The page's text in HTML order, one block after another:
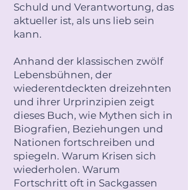
Schuld und Verantwortung, das
aktueller ist, als uns lieb sein
kann.
Anhand der klassischen zwölf
Lebensbühnen, der
wiederentdeckten dreizehnten
und ihrer Urprinzipien zeigt
dieses Buch, wie Mythen sich in
Biografien, Beziehungen und
Nationen fortschreiben und
spiegeln. Warum Krisen sich
wiederholen. Warum
Fortschritt oft in Sackgassen